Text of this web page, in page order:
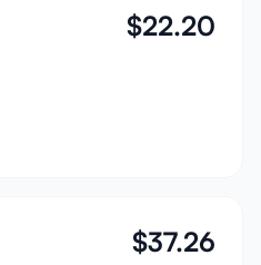
$22.20
$37.26